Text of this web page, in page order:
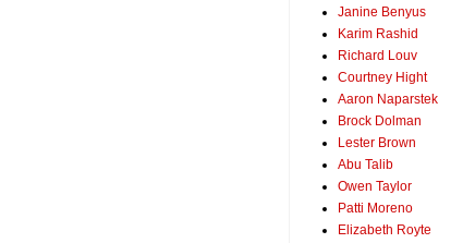
Janine Benyus
Karim Rashid
Richard Louv
Courtney Hight
Aaron Naparstek
Brock Dolman
Lester Brown
Abu Talib
Owen Taylor
Patti Moreno
Elizabeth Royte